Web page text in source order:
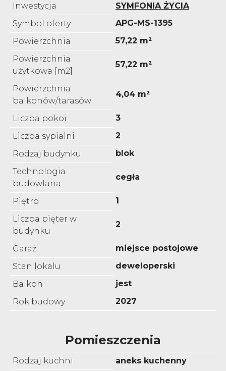
Inwestycja
SYMFONIA ŻYCIA
Symbol oferty
APG-MS-1395
Powierzchnia
57,22 m²
Powierzchnia
użytkowa [m2]
57,22 m²
Powierzchnia
balkonów/tarasów
4,04 m²
Liczba pokoi
3
Liczba sypialni
2
Rodzaj budynku
blok
Technologia
budowlana
cegła
Piętro
1
Liczba pięter w
budynku
2
Garaż
miejsce postojowe
Stan lokalu
deweloperski
Balkon
jest
Rok budowy
2027
Pomieszczenia
Rodzaj kuchni
aneks kuchenny